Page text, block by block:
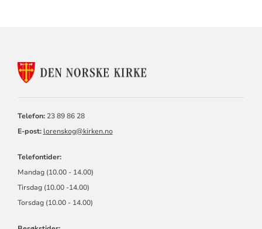
KONTAKTINFORMASJON
FOR
Telefon: 23 89 86 28
E-post: lorenskog@kirken.no
Telefontider:
Mandag (10.00 - 14.00)
Tirsdag (10.00 -14.00)
Torsdag (10.00 - 14.00)